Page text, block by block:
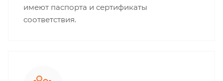
имеют паспорта и сертификаты
соответствия.